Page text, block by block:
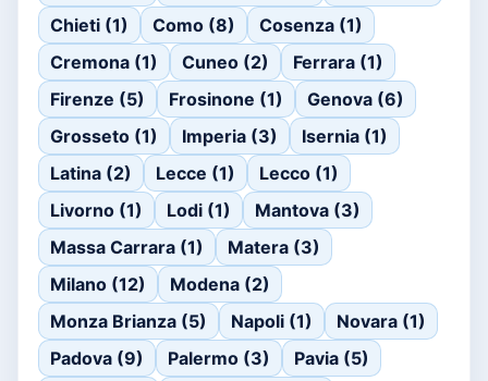
Chieti (1)
Como (8)
Cosenza (1)
Cremona (1)
Cuneo (2)
Ferrara (1)
Firenze (5)
Frosinone (1)
Genova (6)
Grosseto (1)
Imperia (3)
Isernia (1)
Latina (2)
Lecce (1)
Lecco (1)
Livorno (1)
Lodi (1)
Mantova (3)
Massa Carrara (1)
Matera (3)
Milano (12)
Modena (2)
Monza Brianza (5)
Napoli (1)
Novara (1)
Padova (9)
Palermo (3)
Pavia (5)